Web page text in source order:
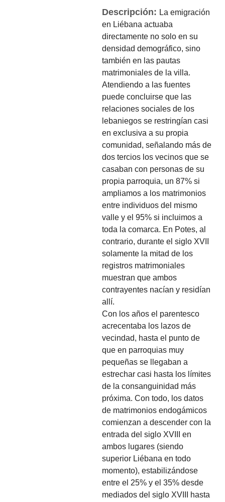
Descripción: La emigración
en Liébana actuaba
directamente no solo en su
densidad demográfico, sino
también en las pautas
matrimoniales de la villa.
Atendiendo a las fuentes
puede concluirse que las
relaciones sociales de los
lebaniegos se restringían casi
en exclusiva a su propia
comunidad, señalando más de
dos tercios los vecinos que se
casaban con personas de su
propia parroquia, un 87% si
ampliamos a los matrimonios
entre individuos del mismo
valle y el 95% si incluimos a
toda la comarca. En Potes, al
contrario, durante el siglo XVII
solamente la mitad de los
registros matrimoniales
muestran que ambos
contrayentes nacían y residían
allí.
Con los años el parentesco
acrecentaba los lazos de
vecindad, hasta el punto de
que en parroquias muy
pequeñas se llegaban a
estrechar casi hasta los límites
de la consanguinidad más
próxima. Con todo, los datos
de matrimonios endogámicos
comienzan a descender con la
entrada del siglo XVIII en
ambos lugares (siendo
superior Liébana en todo
momento), estabilizándose
entre el 25% y el 35% desde
mediados del siglo XVIII hasta